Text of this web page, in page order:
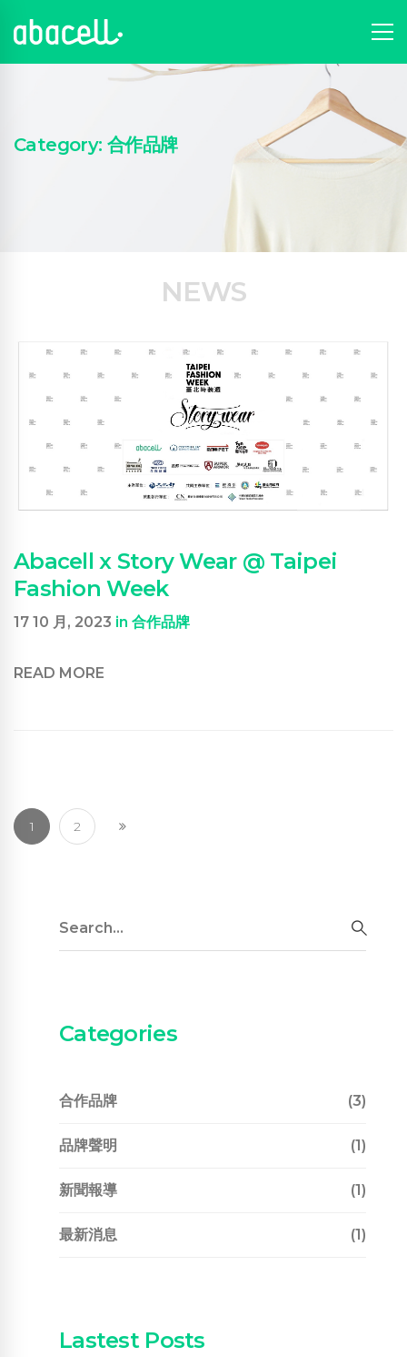
Category: 合作品牌
NEWS
Abacell x Story Wear @ Taipei
Fashion Week
17 10 月, 2023 in 合作品牌
READ MORE
1 2
for:
Categories
合作品牌 (3)
品牌聲明 (1)
新聞報導 (1)
最新消息 (1)
Lastest Posts